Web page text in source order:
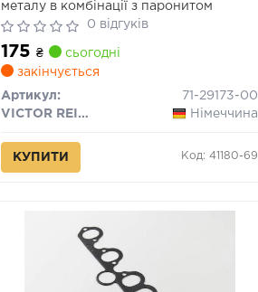
металу в комбінації з паронитом
0 відгуків
175₴
сьогодні
закінчується
Артикул:
71-29173-00
VICTOR REINZ
Німеччина
КУПИТИ Код: 41180-69